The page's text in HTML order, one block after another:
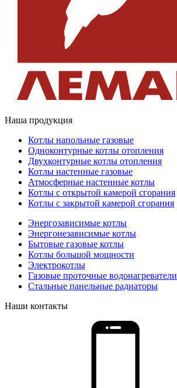
Наша продукция
Котлы напольные газовые
Одноконтурные котлы отопления
Двухконтурные котлы отопления
Котлы настенные газовые
Атмосферные настенные котлы
Котлы с открытой камерой сгорания
Котлы с закрытой камерой сгорания
Энергозависимые котлы
Энергонезависимые котлы
Бытовые газовые котлы
Котлы большой мощности
Электрокотлы
Газовые проточные водонагреватели
Стальные панельные радиаторы
Наши контакты